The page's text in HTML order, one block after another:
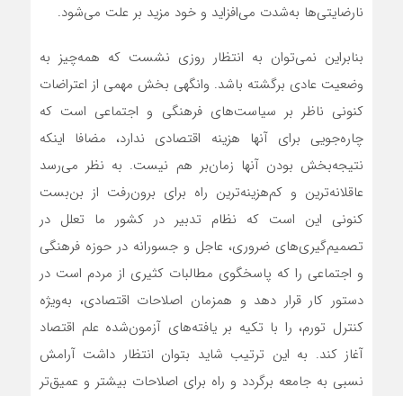
نارضایتی‌ها به‌شدت می‌افزاید و خود مزید بر علت می‌شود.
بنابراین نمی‌توان به انتظار روزی نشست که همه‌چیز به
وضعیت عادی برگشته باشد. وانگهی بخش مهمی از اعتراضات
کنونی ناظر بر سیاست‌های فرهنگی و اجتماعی است که
چاره‌جویی برای آنها هزینه اقتصادی ندارد، مضافا اینکه
نتیجه‌بخش بودن آنها زمان‌بر هم نیست. به نظر می‌رسد
عاقلانه‌ترین و کم‌هزینه‌ترین راه برای برون‌رفت از بن‌بست
کنونی این است که نظام تدبیر در کشور ما تعلل در
تصمیم‌گیری‌های ضروری، عاجل و جسورانه در حوزه فرهنگی
و اجتماعی را که پاسخگوی مطالبات کثیری از مردم است در
دستور کار قرار دهد و همزمان اصلاحات اقتصادی، به‌ویژه
کنترل تورم، را با تکیه بر یافته‌های آزمون‌شده علم اقتصاد
آغاز کند. به این ترتیب شاید بتوان انتظار داشت آرامش
نسبی به جامعه برگردد و راه برای اصلاحات بیشتر و عمیق‌تر